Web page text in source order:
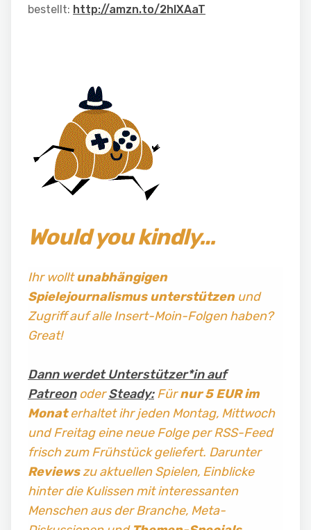
bestellt: http://amzn.to/2hIXAaT
Would you kindly…
Ihr wolltunabhängigen
Spielejournalismus unterstützenund
Zugriff auf alle Insert-Moin-Folgen haben?
Great!
Dann werdet Unterstützer*in auf
PatreonoderSteady:Fürnur 5 EUR im
Monaterhaltet ihr jeden Montag, Mittwoch
und Freitag eine neue Folge per RSS-Feed
frisch zum Frühstück geliefert. Darunter
Reviewszu aktuellen Spielen, Einblicke
hinter die Kulissen mit interessanten
Menschen aus der Branche, Meta-